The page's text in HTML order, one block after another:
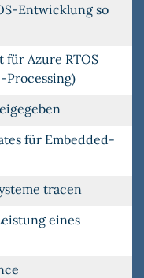
Entwicklung so
für Azure RTOS
Processing)
für Embedded-
tracen
eines